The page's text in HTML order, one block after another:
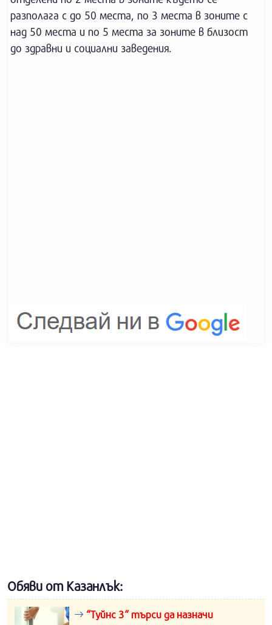
разполага с до 50 места, по 3 места в зоните с
над 50 места и по 5 места за зоните в близост
до здравни и социални заведения.
Обяви от Казанлък:
“Туйнс 3“ търси да назначи